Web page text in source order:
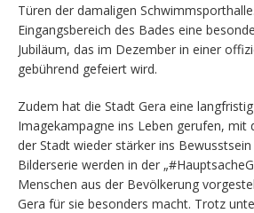
Türen der damaligen
Eingangsbereich des Bades eine
Jubiläum, das im Dezember in einer
gebührend gefeiert wird.
Zudem hat die Stadt Gera eine
Imagekampagne ins Leben gerufen, mit
der Stadt wieder stärker ins
Bilderserie werden in der
Menschen aus der Bevölkerung
Gera für sie besonders macht. Trotz